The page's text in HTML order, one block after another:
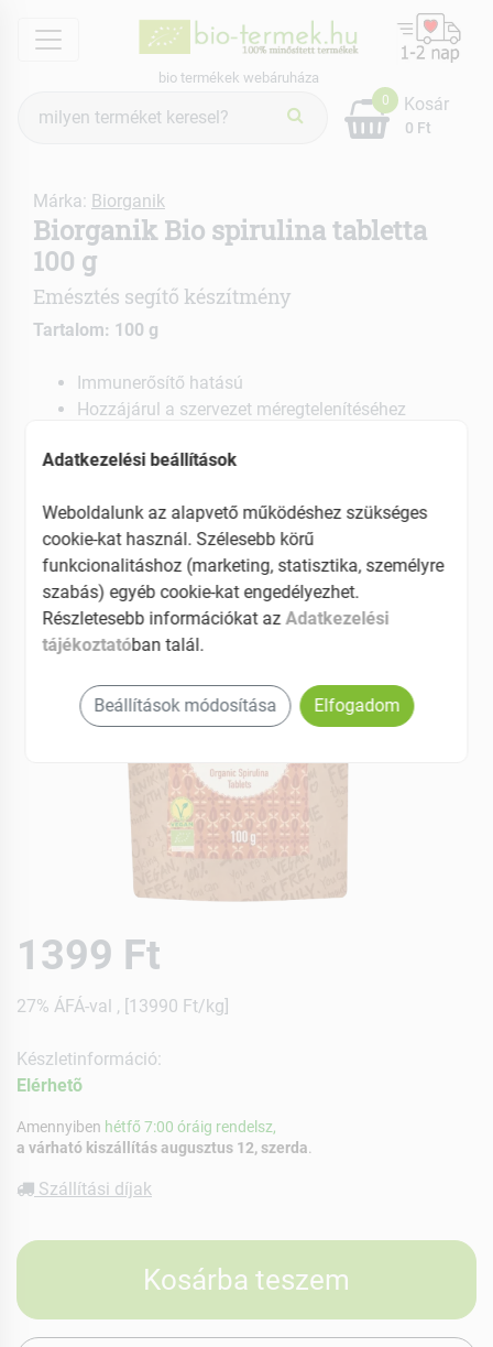
menu
bio termékek webáruháza
keresés
0
0 Ft
Kosár
Márka: Biorganik
Biorganik Bio spirulina tabletta
100 g
Emésztés segítő készítmény
Tartalom: 100 g
Immunerősítő hatású
Hozzájárul a szervezet méregtelenítéséhez
1399 Ft
27% ÁFÁ-val , [13990 Ft/kg]
Készletinformáció:
Elérhetõ
Amennyiben hétfő 7:00 óráig rendelsz,
a várható kiszállítás augusztus 12, szerda
Szállítási díjak
Kosárba teszem
Adatkezelési beállítások
Weboldalunk az alapvető működéshez szükséges
cookie-kat használ. Szélesebb körű
funkcionalitáshoz (marketing, statisztika, személyre
szabás) egyéb cookie-kat engedélyezhet.
Részletesebb információkat azAdatkezelési
tájékoztatóban talál.
Beállítások módosítása Elfogadom